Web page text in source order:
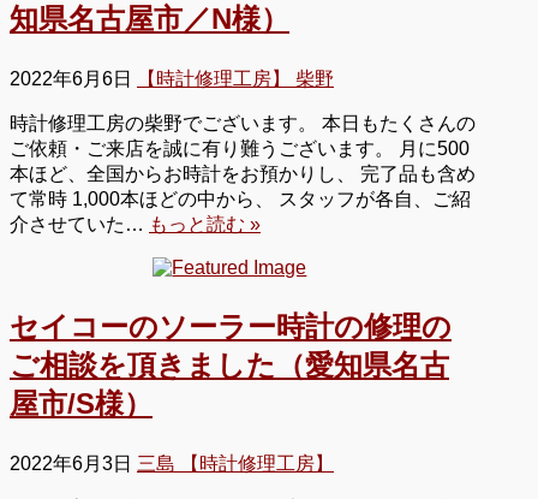
知県名古屋市／N様）
2022年6月6日 【時計修理工房】 柴野
時計修理工房の柴野でございます。 本日もたくさんの
ご依頼・ご来店を誠に有り難うございます。 月に500
本ほど、全国からお時計をお預かりし、 完了品も含め
て常時 1,000本ほどの中から、 スタッフが各自、ご紹
介させていた… もっと読む »
セイコーのソーラー時計の修理の
ご相談を頂きました（愛知県名古
屋市/S様）
2022年6月3日 三島 【時計修理工房】